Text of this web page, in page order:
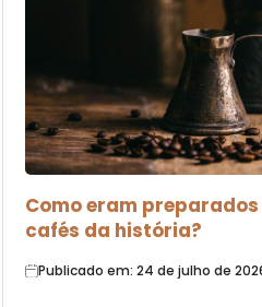
Como eram
cafés da história?
Publicado em: 24 de julho de